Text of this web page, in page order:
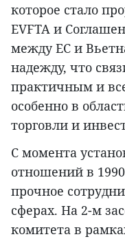
которое стало
EVFTA и
между ЕС и
надежду, что
практичным и
особенно в
торговли и
С момента
отношений в
прочное
сферах. На 2-м
комитета в